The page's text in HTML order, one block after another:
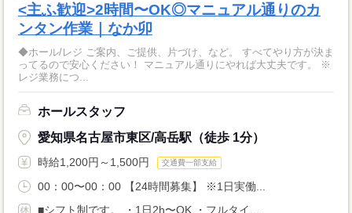
<主ふ歓迎>2時間〜OK◎マニュアル通りのカ
ンタン作業｜なか卯
◆ホール/レジ ご案内、ご提供、片づけ、など。 すべてやり方が決ま
ってるので安心ください！ マニュアル通りにやれば大丈夫です。 ※
レジ業務につ...
ホールスタッフ
愛知県名古屋市東区/高岳駅（徒歩 1分）
時給1,200円～1,500円 交通費一部支給
00：00〜00：00 【24時間募集】 ※1日実働...
■シフト制です。 ・1日2h〜OK ・フルタイ...